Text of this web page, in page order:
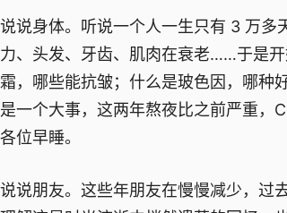
说说身体。听说一个人一生只有 3 万多
力、头发、牙齿、肌肉在衰老……于是
霜，哪些能抗皱；什么是玻色因，哪种
是一个大事，这两年熬夜比之前严重，
各位早睡。
说说朋友。这些年朋友在慢慢减少，过